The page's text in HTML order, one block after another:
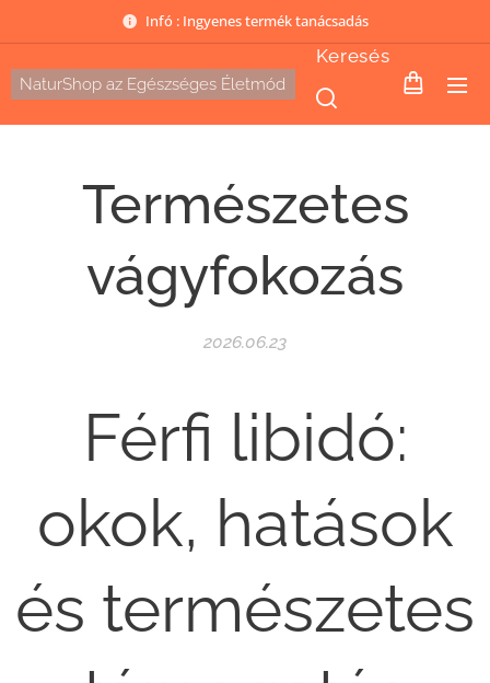
Infó : Ingyenes termék tanácsadás
NaturShop az Egészséges Életmód
Keresés
Természetes
vágyfokozás
2026.06.23
Férfi libidó:
okok, hatások
és természetes